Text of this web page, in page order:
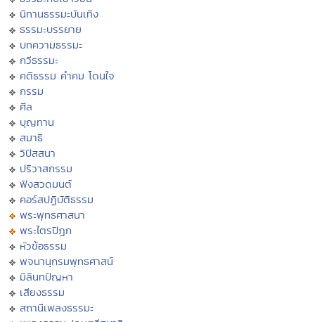
นิทานธรรมะบันเทิง
ธรรมะบรรยาย
บทความธรรมะ
กวีธรรมะ
คติธรรม คำคม โดนใจ
กรรม
ศีล
บุญทาน
สมาธิ
วิปัสสนา
ปริวาสกรรม
ฟังสวดมนต์
คอร์สปฏิบัติธรรม
พระพุทธศาสนา
พระไตรปิฏก
หัวข้อธรรม
พจนานุกรมพุทธศาสน์
มิลินทปัญหา
เสียงธรรม
สถานีเพลงธรรมะ